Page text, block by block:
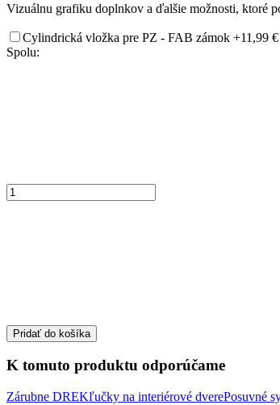
Vizuálnu grafiku doplnkov a ďalšie možnosti, ktoré
Cylindrická vložka pre PZ - FAB zámok +11,99 €
Spolu:
Pridať do košíka
K tomuto produktu odporúčame
Zárubne DREKľučky na interiérové dverePosuvné